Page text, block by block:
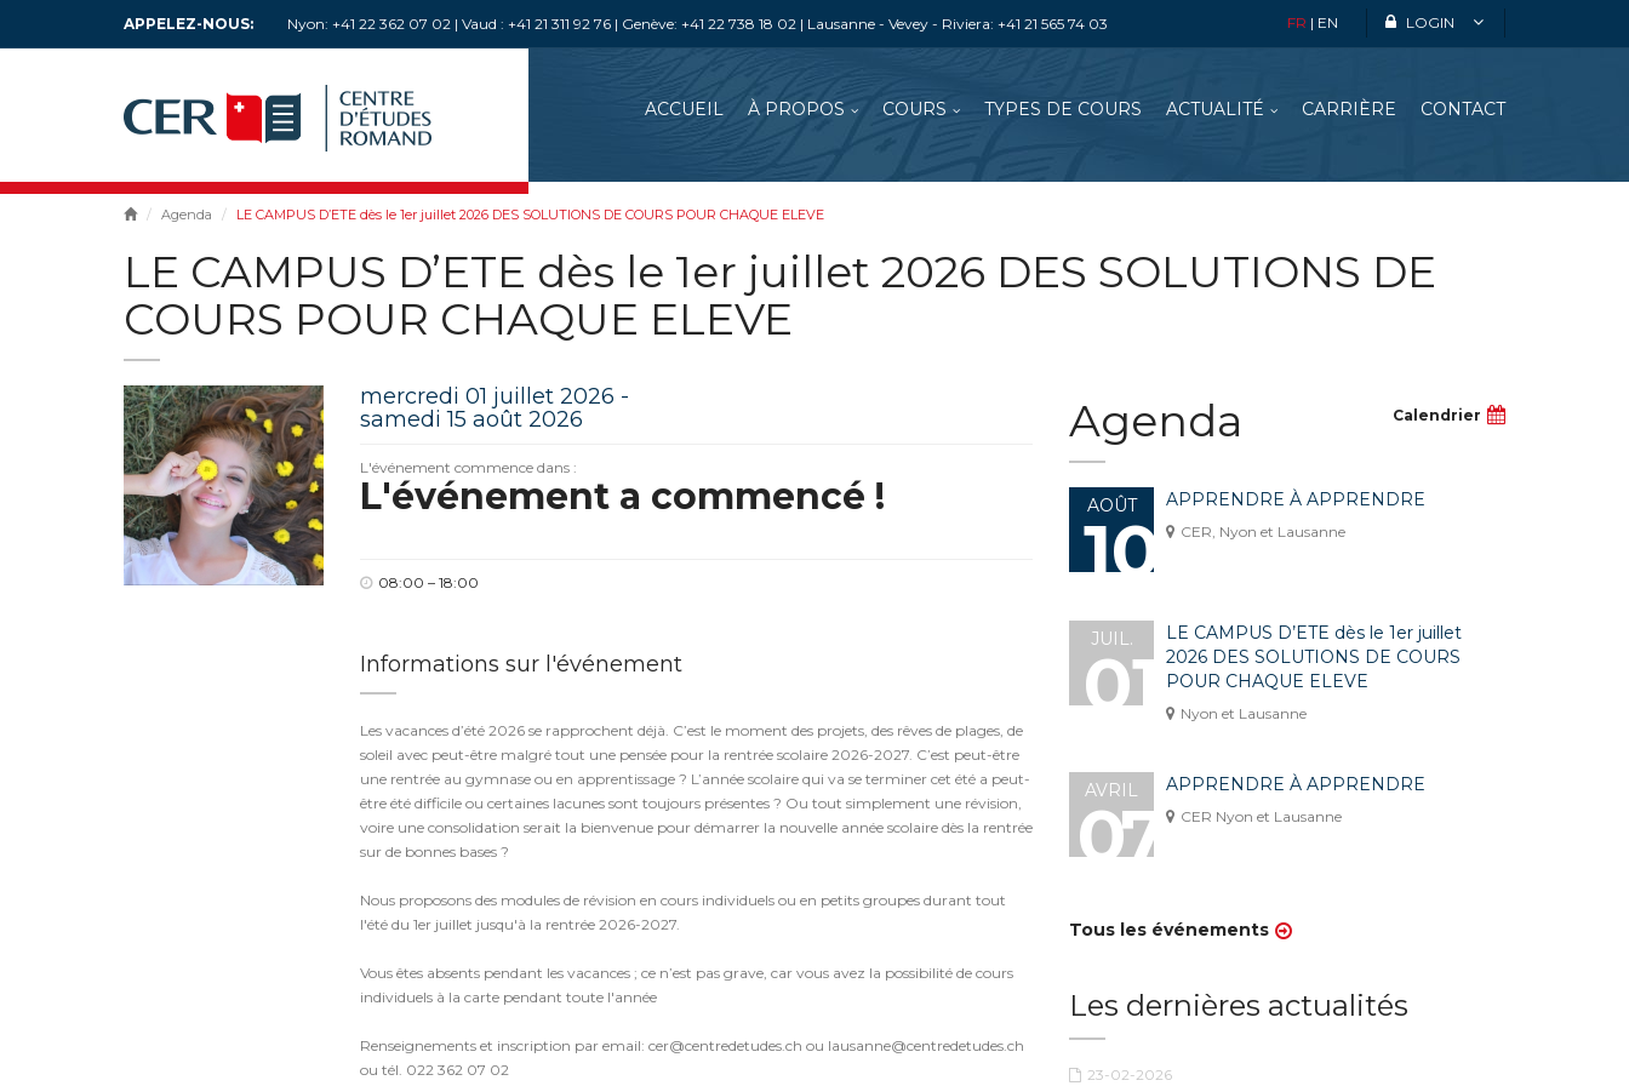
APPELEZ-NOUS: Nyon: +41 22 362 07 02 | Vaud : +41 21 311 92 76 | Genève: +41 22 738 18 02 | Lausanne - Vevey - Riviera: +41 21 565 74 03 FR | EN LOGIN
ACCUEIL À PROPOS COURS TYPES DE COURS ACTUALITÉ CARRIÈRE CONTACT
Agenda LE CAMPUS D’ETE dès le 1er juillet 2026 DES SOLUTIONS DE COURS POUR CHAQUE ELEVE
LE CAMPUS D’ETE dès le 1er juillet 2026 DES SOLUTIONS DE
COURS POUR CHAQUE ELEVE
mercredi 01 juillet 2026 -
samedi 15 août 2026
L'événement commence dans :
L'événement a commencé !
08:00 – 18:00
Informations sur l'événement
Les vacances d’été 2026 se rapprochent déjà. C’est le moment des projets, des rêves de plages, de
soleil avec peut-être malgré tout une pensée pour la rentrée scolaire 2026-2027. C’est peut-être
une rentrée au gymnase ou en apprentissage ? L’année scolaire qui va se terminer cet été a peut-
être été difficile ou certaines lacunes sont toujours présentes ? Ou tout simplement une révision,
voire une consolidation serait la bienvenue pour démarrer la nouvelle année scolaire dès la rentrée
sur de bonnes bases ?
Nous proposons des modules de révision en cours individuels ou en petits groupes durant tout
l'été du 1er juillet jusqu'à la rentrée 2026-2027.
Vous êtes absents pendant les vacances ; ce n’est pas grave, car vous avez la possibilité de cours
individuels à la carte pendant toute l'année
Renseignements et inscription par email: cer@centredetudes.ch ou lausanne@centredetudes.ch
ou tél. 022 362 07 02
Agenda Calendrier
AOÛT
10
APPRENDRE À APPRENDRE
CER, Nyon et Lausanne
JUIL.
01
LE CAMPUS D’ETE dès le 1er juillet
2026 DES SOLUTIONS DE COURS
POUR CHAQUE ELEVE
Nyon et Lausanne
AVRIL
07
APPRENDRE À APPRENDRE
CER Nyon et Lausanne
Tous les événements
Les dernières actualités
23-02-2026